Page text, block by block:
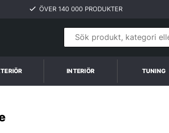
ÖVER 140 000 PRODUKTER
INTERIÖR TUNING